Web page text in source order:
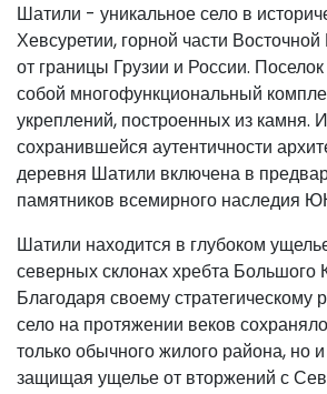
Шатили - уникальное село в
Хевсуретии, горной части
от границы Грузии и России.
собой многофункциональный
укреплений, построенных из камня.
сохранившейся аутентичности
деревня Шатили включена в
памятников всемирного наследия
Шатили находится в глубоком
северных склонах хребта Большого
Благодаря своему стратегическому
село на протяжении веков
только обычного жилого района, но
защищая ущелье от вторжений с